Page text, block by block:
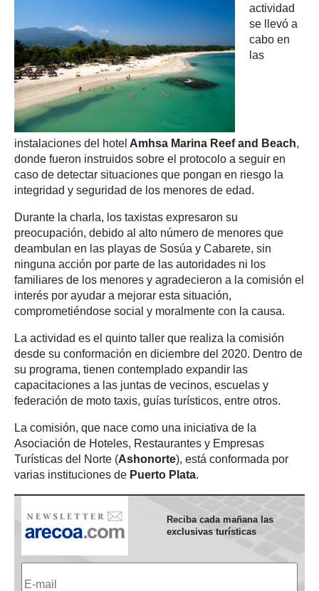
actividad
se llevó a
cabo en
las
instalaciones del hotel Amhsa Marina Reef and Beach,
donde fueron instruidos sobre el protocolo a seguir en
caso de detectar situaciones que pongan en riesgo la
integridad y seguridad de los menores de edad.
Durante la charla, los taxistas expresaron su
preocupación, debido al alto número de menores que
deambulan en las playas de Sosúa y Cabarete, sin
ninguna acción por parte de las autoridades ni los
familiares de los menores y agradecieron a la comisión el
interés por ayudar a mejorar esta situación,
comprometiéndose social y moralmente con la causa.
La actividad es el quinto taller que realiza la comisión
desde su conformación en diciembre del 2020. Dentro de
su programa, tienen contemplado expandir las
capacitaciones a las juntas de vecinos, escuelas y
federación de moto taxis, guías turísticos, entre otros.
La comisión, que nace como una iniciativa de la
Asociación de Hoteles, Restaurantes y Empresas
Turísticas del Norte (Ashonorte), está conformada por
varias instituciones de Puerto Plata.
Reciba cada mañana las
exclusivas turísticas